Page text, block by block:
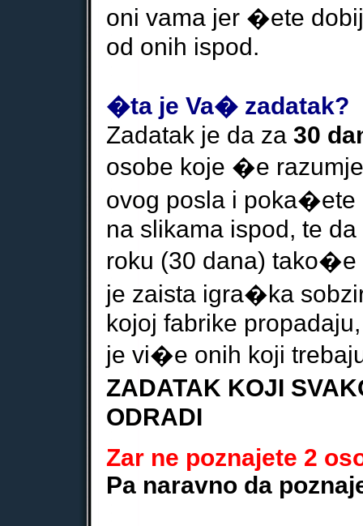
oni vama jer �ete
od onih ispod.
�ta je Va� zadatak?
Zadatak je da za 30
osobe koje �e
ovog posla i poka�ete
na slikama ispod, te da
roku (30 dana)
je zaista igra�ka
kojoj fabrike
je vi�e onih koji
ZADATAK KOJI
ODRADI
Zar ne poznajete 2
Pa naravno da